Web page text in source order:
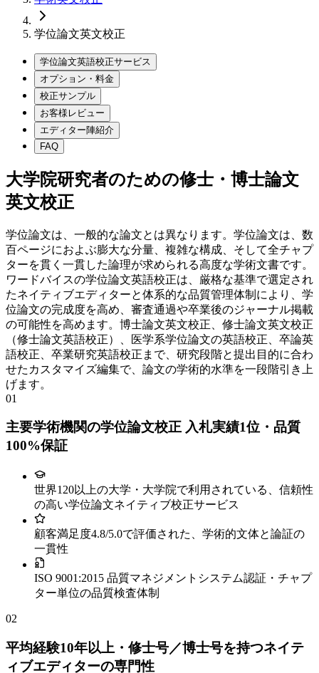
学位論文英文校正
学位論文英語校正サービス
オプション・料金
校正サンプル
お客様レビュー
エディター陣紹介
FAQ
大学院研究者のための修士・博士論文
英文校正
学位論文は、一般的な論文とは異なります。学位論文は、数
百ページにおよぶ膨大な分量、複雑な構成、そして全チャプ
ターを貫く一貫した論理が求められる高度な学術文書です。
ワードバイスの学位論文英語校正は、厳格な基準で選定され
たネイティブエディターと体系的な品質管理体制により、学
位論文の完成度を高め、審査通過や卒業後のジャーナル掲載
の可能性を高めます。博士論文英文校正、修士論文英文校正
（修士論文英語校正）、医学系学位論文の英語校正、卒論英
語校正、卒業研究英語校正まで、研究段階と提出目的に合わ
せたカスタマイズ編集で、論文の学術的水準を一段階引き上
げます。
01
主要学術機関の学位論文校正 入札実績1位・品質
100%保証
世界120以上の大学・大学院で利用されている、信頼性
の高い学位論文ネイティブ校正サービス
顧客満足度4.8/5.0で評価された、学術的文体と論証の
一貫性
ISO 9001:2015 品質マネジメントシステム認証・チャプ
ター単位の品質検査体制
02
平均経験10年以上・修士号／博士号を持つネイテ
ィブエディターの専門性